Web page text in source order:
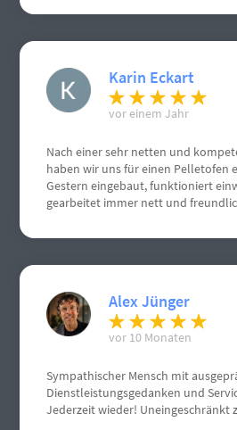
Karin Eckart
vor einem Jahr
Nach einer sehr netten und
haben wir uns für einen Pelletofen
Gestern eingebaut, funktioniert
gearbeitet immer nett und
Geschäfte. Grüße aus Gau
Alex Jünger
vor 10 Monaten
Sympathischer Mensch mit
Dienstleistungsgedanken und
Jederzeit wieder! Uneingeschränkt